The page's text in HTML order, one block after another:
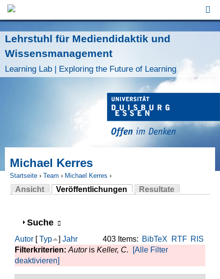
Lehrstuhl für Mediendidaktik und
Wissensmanagement
Learning Lab | Exploring the Future of Learning
Michael Kerres
Sie sind hier
Startseite › Team › Michael Kerres ›
Ansicht
Veröffentlichungen
(aktiver Reiter)
Resultate
Anzeigen
Suche
403 Items: BibTeX RTF RIS
Autor [Typ ] Jahr
Filterkriterien: Autoris Keller, C.
[Alle Filter
deaktivieren]